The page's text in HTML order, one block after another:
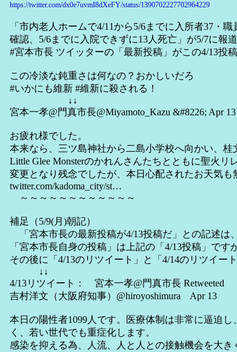
https://twitter.com/dx0e7uvmI8dXeFY/status/1390702227702964229
「市内老人ホームで4/11から5/6までに入所者37・
確認、5/6までに入院できずに13人死亡」が5/7に報
#宮本市長 ツイッターの「最新投稿」がこの4/13投
この冷淡な鈍重さは何なの？おかしいだろ
#いかにも維新 #維新に殺される！
↓↓
宮本一孝@門真市長@Miyamoto_Kazu &#8226; Apr 13
お疲れ様でした。
本来なら、三ツ島神社から二島小学校へ向かい、桂
Little Glee Monsterのかれんさんたちとともに聖火リ
変更となり残念でしたが、本日心配されたお天気も
twitter.com/kadoma_city/st…
～～～～～～～～～～～～
補足（5/9(月)朝記）
「宮本市長の最新投稿が4/13投稿だ」との記述は
「宮本市長自身の投稿」は上記の「4/13投稿」です
その後に「4/13のリツイート」と「4/14のリツイー
↓↓
4/13リツイート： 宮本一孝@門真市長 Retweeted
吉村洋文（大阪府知事）@hiroyoshimura Apr 13
本日の陽性者1099人です。医療体制は非常に逼迫
く、若い世代でも重症化します。
感染を抑える為、人流、人と人との接触機会を大き